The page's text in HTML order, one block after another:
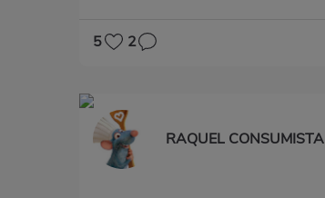
5 2
RAQUEL CONSUMISTA